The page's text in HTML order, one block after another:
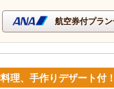
航空券付プラ
理、手作りデザート付